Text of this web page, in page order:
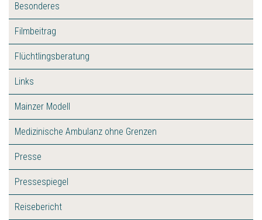
Besonderes
Filmbeitrag
Flüchtlingsberatung
Links
Mainzer Modell
Medizinische Ambulanz ohne Grenzen
Presse
Pressespiegel
Reisebericht